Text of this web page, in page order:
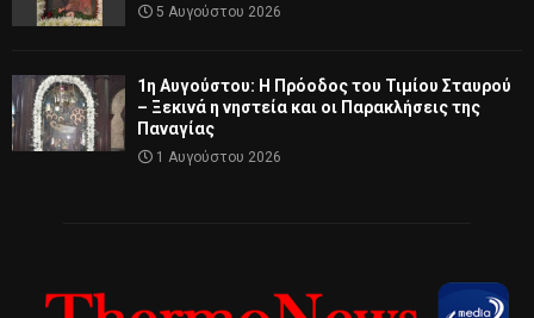
5 Αυγούστου 2026
1η Αυγούστου: Η Πρόοδος του Τιμίου Σταυρού
– Ξεκινά η νηστεία και οι Παρακλήσεις της
Παναγίας
1 Αυγούστου 2026